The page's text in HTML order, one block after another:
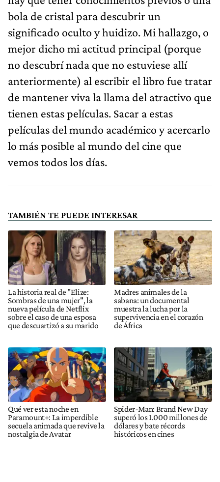
bola de cristal para descubrir un
significado oculto y huidizo. Mi hallazgo, o
mejor dicho mi actitud principal (porque
no descubrí nada que no estuviese allí
anteriormente) al escribir el libro fue tratar
de mantener viva la llama del atractivo que
tienen estas películas. Sacar a estas
películas del mundo académico y acercarlo
lo más posible al mundo del cine que
vemos todos los días.
TAMBIÉN TE PUEDE INTERESAR
La historia real de "Elize:
Sombras de una mujer", la
nueva película de Netflix
sobre el caso de una esposa
que descuartizó a su marido
Madres animales de la
sabana: un documental
muestra la lucha por la
supervivencia en el corazón
de África
Qué ver esta noche en
Paramount+: La imperdible
secuela animada que revive la
nostalgia de Avatar
Spider-Man: Brand New Day
superó los 1.000 millones de
dólares y bate récords
históricos en cines